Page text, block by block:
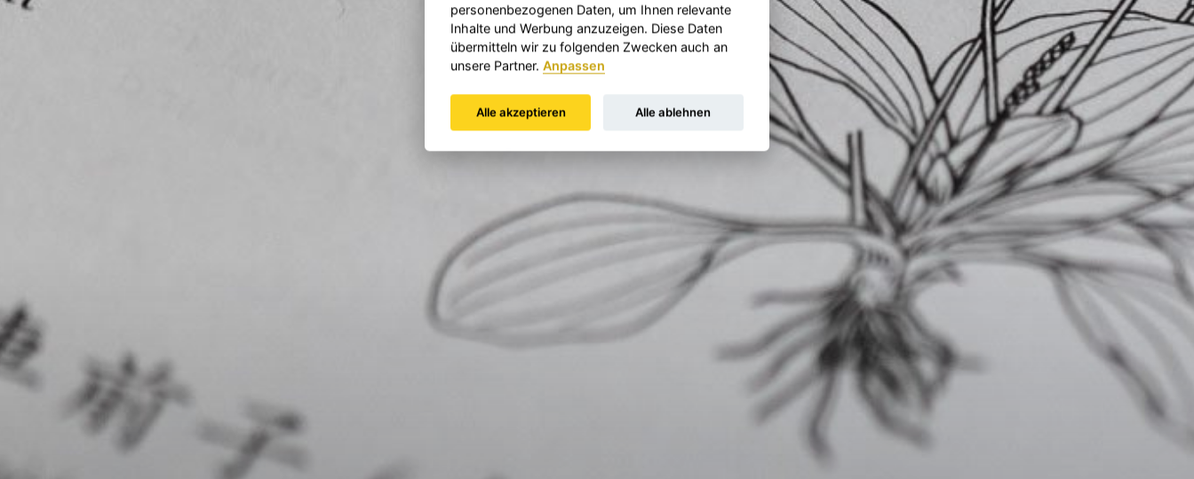
personenbezogenen Daten, um Ihnen relevante
Inhalte und Werbung anzuzeigen. Diese Daten
übermitteln wir zu folgenden Zwecken auch an
unsere Partner. Anpassen
Alle akzeptieren Alle ablehnen